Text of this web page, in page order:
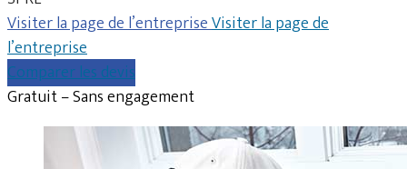
Visiter la page de l’entrepriseVisiter la page de
l’entreprise
Comparer les devis
Gratuit – Sans engagement